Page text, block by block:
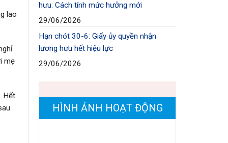
lao
mẹ
Hết
hưu: Cách tính mức hưởng mới
29/06/2026
Hạn chót 30-6: Giấy ủy quyền nhận
lương hưu hết hiệu lực
29/06/2026
HÌNH ẢNH HOẠT ĐỘNG